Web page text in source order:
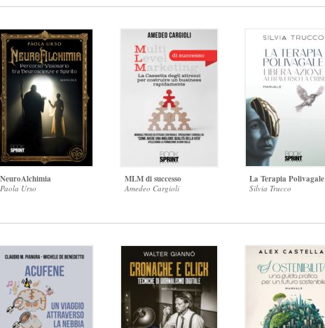
NeuroAlchimia
Paola Urso
MLM di successo
Amedeo Cargioli
La Terapia Polivagale
Silvia Trucco